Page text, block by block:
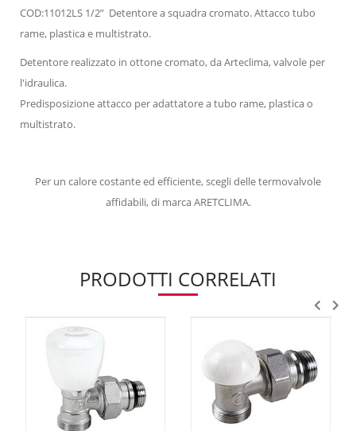
COD:11012LS 1/2” Detentore a squadra cromato. Attacco tubo
rame, plastica e multistrato.
Detentore realizzato in ottone cromato, da Arteclima, valvole per
l'idraulica.
Predisposizione attacco per adattatore a tubo rame, plastica o
multistrato.
Per un calore costante ed efficiente, scegli delle termovalvole
affidabili, di marca ARETCLIMA.
PRODOTTI CORRELATI